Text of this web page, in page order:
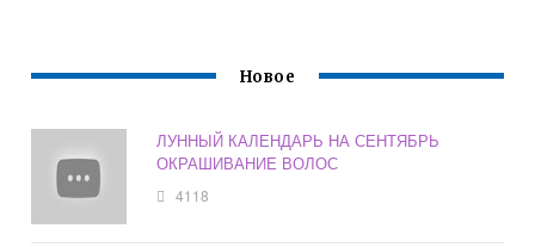
Новое
ЛУННЫЙ КАЛЕНДАРЬ НА СЕНТЯБРЬ
ОКРАШИВАНИЕ ВОЛОС
4118